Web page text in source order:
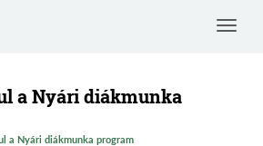
Toggle
a Nyári diákmunka
a Nyári diákmunka program